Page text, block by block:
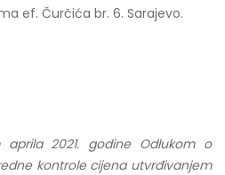
ef. Čurčića br. 6. Sarajevo.
aprila 2021. godine Odlukom o
kontrole cijena utvrđivanjem